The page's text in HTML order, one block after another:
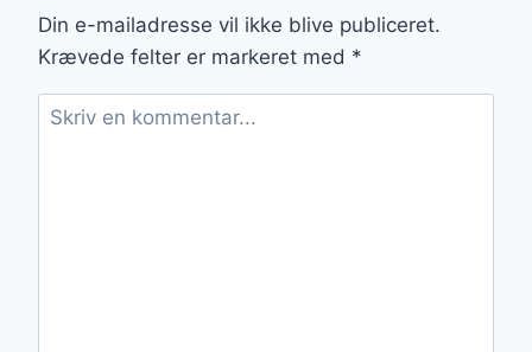
Din e-mailadresse vil ikke blive publiceret.
Krævede felter er markeret med *